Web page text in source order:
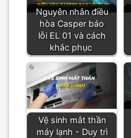
Nguyên nhân điều
hòa Casper báo
lỗi EL 01 và cách
khắc phục
Vệ sinh mắt thần
máy lạnh - Duy trì